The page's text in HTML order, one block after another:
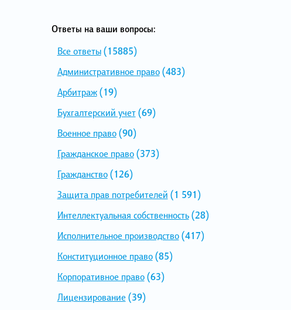
Ответы на ваши вопросы:
Все ответы(15885)
Административное право(483)
Арбитраж(19)
Бухгалтерский учет(69)
Военное право(90)
Гражданское право(373)
Гражданство(126)
Защита прав потребителей (1 591)
Интеллектуальная собственность(28)
Исполнительное производство(417)
Конституционное право(85)
Корпоративное право(63)
Лицензирование (39)